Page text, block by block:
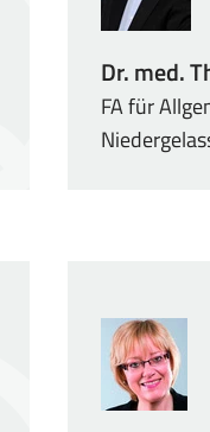
Dr. med.
FA für